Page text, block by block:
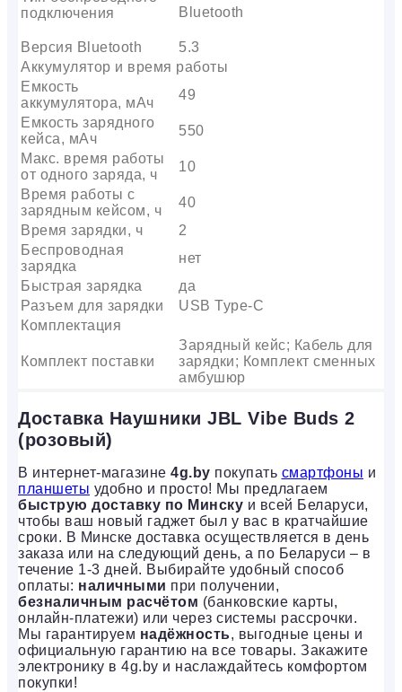
подключения
Bluetooth
Версия Bluetooth
5.3
Аккумулятор и время работы
Емкость
аккумулятора, мАч
49
Емкость зарядного
кейса, мАч
550
Макс. время работы
от одного заряда, ч
10
Время работы с
зарядным кейсом, ч
40
Время зарядки, ч
2
Беспроводная
зарядка
нет
Быстрая зарядка
да
Разъем для зарядки
USB Type-C
Комплектация
Комплект поставки
Зарядный кейс; Кабель для
зарядки; Комплект сменных
амбушюр
Доставка Наушники JBL Vibe Buds 2
(розовый)
В интернет-магазине 4g.by покупать смартфоны и
планшеты удобно и просто! Мы предлагаем
быструю доставку по Минску и всей Беларуси,
чтобы ваш новый гаджет был у вас в кратчайшие
сроки. В Минске доставка осуществляется в день
заказа или на следующий день, а по Беларуси – в
течение 1-3 дней. Выбирайте удобный способ
оплаты: наличными при получении,
безналичным расчётом (банковские карты,
онлайн-платежи) или через системы рассрочки.
Мы гарантируем надёжность, выгодные цены и
официальную гарантию на все товары. Закажите
электронику в 4g.by и наслаждайтесь комфортом
покупки!